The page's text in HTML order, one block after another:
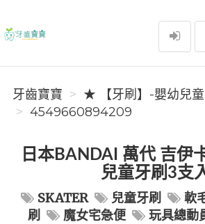
牙齒寶寶
牙齒寶寶
★ 【牙刷】-嬰幼兒童
4549660894209
日本BANDAI 萬代 吉伊
兒童牙刷3支
SKATER 兒童牙刷 軟
刷
魔女宅急便 玩具總動